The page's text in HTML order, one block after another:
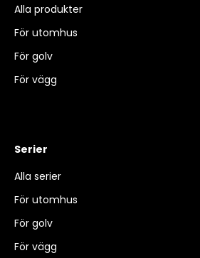
Alla produkter
För utomhus
För golv
För vägg
Serier
Alla serier
För utomhus
För golv
För vägg